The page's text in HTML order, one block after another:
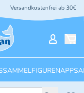
Versandkostenfrei ab 30€
SAMMELFIGURENAPPS